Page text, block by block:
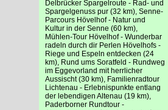
Delbrücker Spargelroute - Rad- und
Spargelgenuss pur (32 km), Senne-
Parcours Hövelhof - Natur und
Kultur in der Senne (60 km),
Mühlen-Tour Hövelhof - Wunderbar
radeln durch dir Perlen Hövelhofs -
Riege und Espeln entdecken (24
km), Rund ums Soratfeld - Rundweg
im Eggevorland mit herrlicher
Aussischt (30 km), Familienradtour
Lichtenau - Erlebnispunkte entlang
der lebendigen Altenau (19 km),
Paderborner Rundtour -